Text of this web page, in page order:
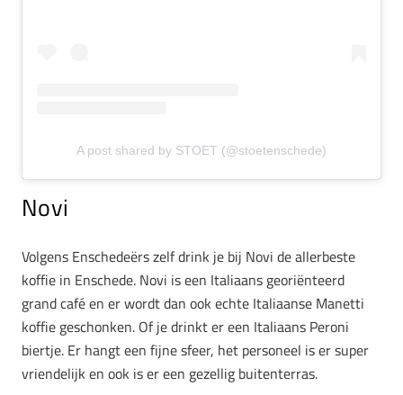
A post shared by STOET (@stoetenschede)
Novi
Volgens Enschedeërs zelf drink je bij Novi de allerbeste
koffie in Enschede. Novi is een Italiaans georiënteerd
grand café en er wordt dan ook echte Italiaanse Manetti
koffie geschonken. Of je drinkt er een Italiaans Peroni
biertje. Er hangt een fijne sfeer, het personeel is er super
vriendelijk en ook is er een gezellig buitenterras.